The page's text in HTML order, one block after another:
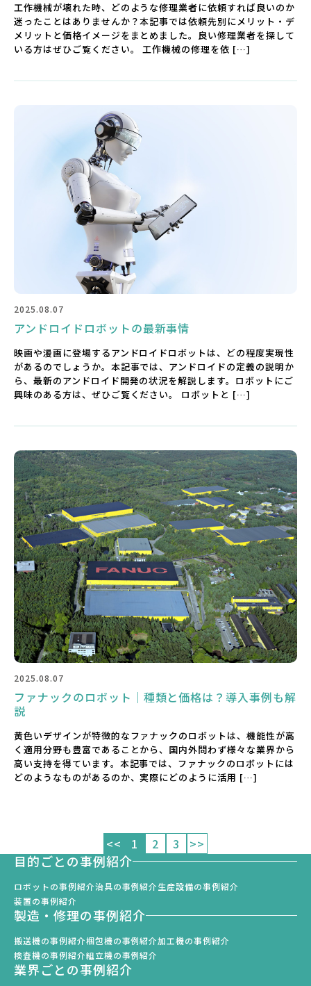
工作機械が壊れた時、どのような修理業者に依頼すれば良いのか
迷ったことはありませんか？本記事では依頼先別にメリット・デ
メリットと価格イメージをまとめました。良い修理業者を探して
いる方はぜひご覧ください。 工作機械の修理を依 […]
2025.08.07
アンドロイドロボットの最新事情
映画や漫画に登場するアンドロイドロボットは、どの程度実現性
があるのでしょうか。本記事では、アンドロイドの定義の説明か
ら、最新のアンドロイド開発の状況を解説します。ロボットにご
興味のある方は、ぜひご覧ください。 ロボットと […]
2025.08.07
ファナックのロボット｜種類と価格は？導入事例も解
説
黄色いデザインが特徴的なファナックのロボットは、機能性が高
く適用分野も豊富であることから、国内外問わず様々な業界から
高い支持を得ています。本記事では、ファナックのロボットには
どのようなものがあるのか、実際にどのように活用 […]
投
稿
の
ペ
ー
<< 1 2 3 >>
目的ごとの事例紹介
ロボットの事例紹介治具の事例紹介生産設備の事例紹介
装置の事例紹介
製造・修理の事例紹介
搬送機の事例紹介梱包機の事例紹介加工機の事例紹介
検査機の事例紹介組立機の事例紹介
業界ごとの事例紹介